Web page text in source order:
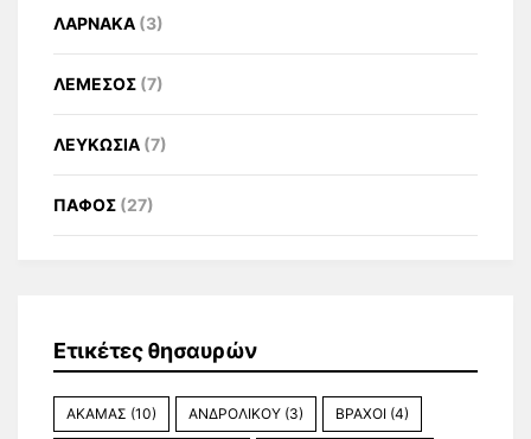
ΛΑΡΝΑΚΑ (3)
ΛΕΜΕΣΟΣ (7)
ΛΕΥΚΩΣΙΑ (7)
ΠΑΦΟΣ (27)
Ετικέτες θησαυρών
ΑΚΑΜΑΣ (10) ΑΝΔΡΟΛΙΚΟΥ (3) ΒΡΑΧΟΙ (4)